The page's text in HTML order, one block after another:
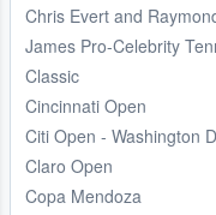
Chris Evert and
James Pro-Celebrity
Classic
Cincinnati Open
Citi Open - Washington
Claro Open
Copa Mendoza